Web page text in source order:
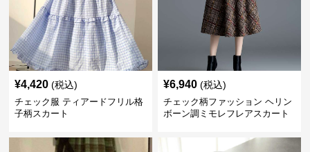
¥4,420 (税込)
チェック服 ティアードフリル格
子柄スカート
¥6,940 (税込)
チェック柄ファッション ヘリン
ボーン調ミモレフレアスカート